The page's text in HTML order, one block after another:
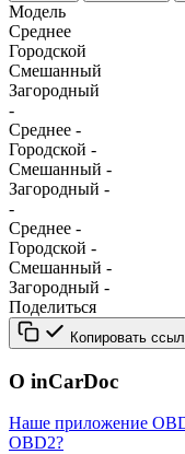
Модель
Среднее
Городской
Смешанный
Загородный
-
Среднее -
Городской -
Смешанный -
Загородный -
-
Среднее -
Городской -
Смешанный -
Загородный -
Поделиться
Копировать
О inCarDoc
Наше приложение
OBD2?